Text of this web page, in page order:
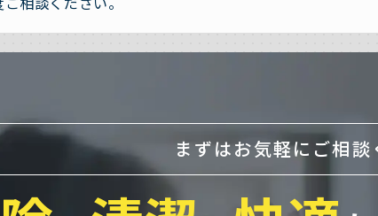
まずはお気軽にご相